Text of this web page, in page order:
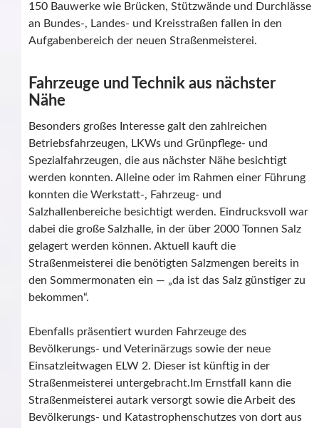
150 Bauwerke wie Brücken, Stützwände und Durchlässe
an Bundes-, Landes- und Kreisstraßen fallen in den
Aufgabenbereich der neuen Straßenmeisterei.
Fahrzeuge und Technik aus nächster
Nähe
Besonders großes Interesse galt den zahlreichen
Betriebsfahrzeugen, LKWs und Grünpflege- und
Spezialfahrzeugen, die aus nächster Nähe besichtigt
werden konnten. Alleine oder im Rahmen einer Führung
konnten die Werkstatt-, Fahrzeug- und
Salzhallenbereiche besichtigt werden. Eindrucksvoll war
dabei die große Salzhalle, in der über 2000 Tonnen Salz
gelagert werden können. Aktuell kauft die
Straßenmeisterei die benötigten Salzmengen bereits in
den Sommermonaten ein — „da ist das Salz günstiger zu
bekommen“.
Ebenfalls präsentiert wurden Fahrzeuge des
Bevölkerungs- und Veterinärzugs sowie der neue
Einsatzleitwagen ELW 2. Dieser ist künftig in der
Straßenmeisterei untergebracht.Im Ernstfall kann die
Straßenmeisterei autark versorgt sowie die Arbeit des
Bevölkerungs- und Katastrophenschutzes von dort aus